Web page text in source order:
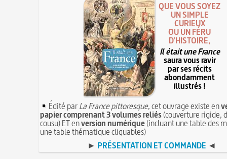
QUE VOUS SOYEZ
UN SIMPLE
CURIEUX
OU UN FÉRU
D'HISTOIRE,
Il était une France
saura vous ravir
par ses récits
abondamment
illustrés !
Édité parLa France pittoresque, cet ouvrage existe en
papier comprenant 3 volumes reliés(couverture rigide,
cousu) ET enversion numérique(incluant une table des
une table thématique cliquables)
► PRÉSENTATION ET COMMANDE ◄